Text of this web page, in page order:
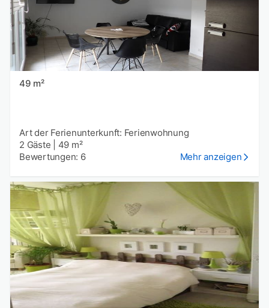
49 m²
Art der Ferienunterkunft: Ferienwohnung
2 Gäste
49 m²
Bewertungen: 6
Mehr anzeigen